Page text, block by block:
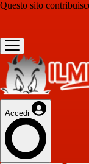
Questo sito
Accedi